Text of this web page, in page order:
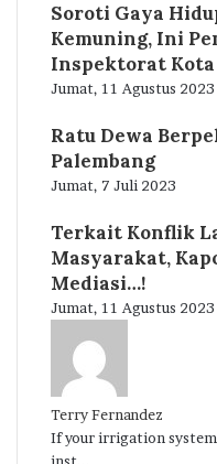
Soroti Gaya
Kemuning, Ini
Inspektorat Kota
Jumat, 11 Agustus 2023
Ratu Dewa
Palembang
Jumat, 7 Juli 2023
Terkait Konflik
Masyarakat,
Mediasi…!
Jumat, 11 Agustus 2023
Terry Fernandez
If your irrigation system